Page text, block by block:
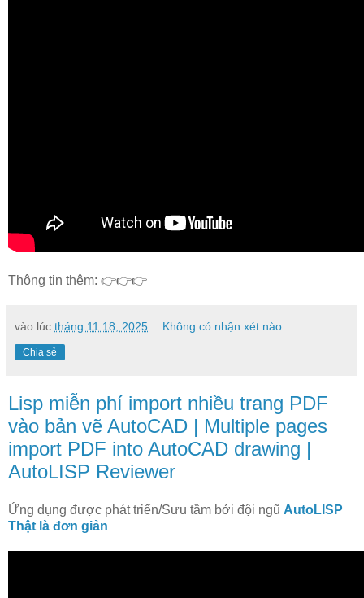
Thông tin thêm: 👉👉👉
vào lúc tháng 11 18, 2025 Không có nhận xét nào:
Chia sẻ
Lisp miễn phí import nhiều trang PDF
vào bản vẽ AutoCAD | Multiple pages
import PDF into AutoCAD drawing |
AutoLISP Reviewer
Ứng dụng được phát triển/Sưu tầm bởi đội ngũ AutoLISP
Thật là đơn giản